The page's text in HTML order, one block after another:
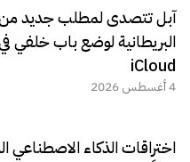
آبل تتصدى لمطلب جديد من
البريطانية لوضع باب خلفي
iCloud
4 أغسطس 2026
اختراقات الذكاء الاصطناعي